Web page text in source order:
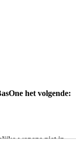
het volgende:
wapens niet in